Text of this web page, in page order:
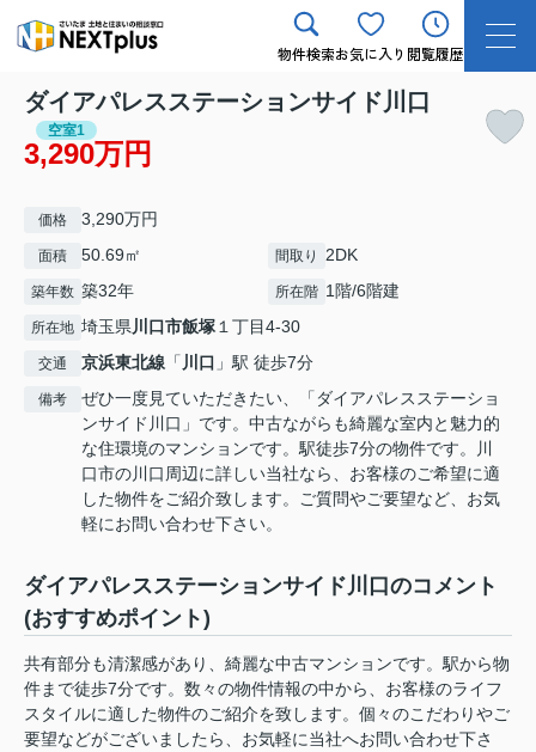
物件検索お気に入り 閲覧履歴
ダイアパレスステーションサイド川口
空室1
3,290万円
価格 3,290万円
面積 50.69㎡ 間取り 2DK
築年数 築32年 所在階 1階/6階建
所在地 埼玉県川口市飯塚 １丁目4-30
交通 京浜東北線 「 川口 」駅 徒歩7分
備考
ぜひ一度見ていただきたい、「ダイアパレスステーショ
ンサイド川口」です。中古ながらも綺麗な室内と魅力的
な住環境のマンションです。駅徒歩7分の物件です。川
口市の川口周辺に詳しい当社なら、お客様のご希望に適
した物件をご紹介致します。ご質問やご要望など、お気
軽にお問い合わせ下さい。
ダイアパレスステーションサイド川口のコメント
(おすすめポイント)
共有部分も清潔感があり、綺麗な中古マンションです。駅から物
件まで徒歩7分です。数々の物件情報の中から、お客様のライフ
スタイルに適した物件のご紹介を致します。個々のこだわりやご
要望などがございましたら、お気軽に当社へお問い合わせ下さ